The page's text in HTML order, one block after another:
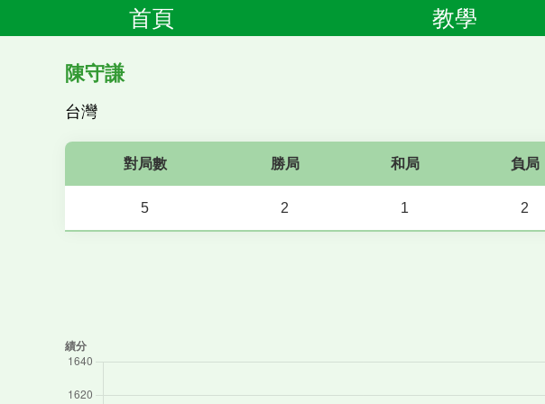
首頁 教學
陳守謙
台灣
對局數 勝局 和局 負局
5 2 1 2